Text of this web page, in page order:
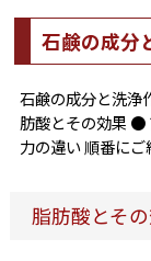
石鹸の成分
石鹸の成分と洗浄
肪酸とその効果 ●
力の違い 順番にご
脂肪酸とそ